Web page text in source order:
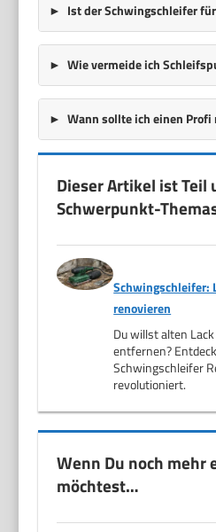
Ist der Schwingschleifer
Wie vermeide ich
Wann sollte ich einen Profi
Dieser Artikel ist Teil
Schwerpunkt-
Schwingschleifer:
renovieren
Du willst alten
entfernen?
Schwingschleifer
revolutioniert.
Wenn Du noch mehr
möchtest…